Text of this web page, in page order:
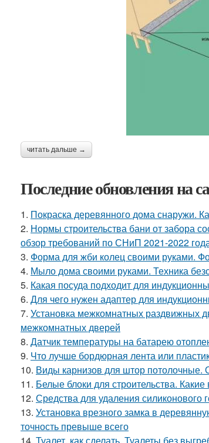
читать дальше →
Последние обновления на
1. Покраска деревянного дома снаружи.
2. Нормы строительства бани от забора
обзор требований по СНиП 2021-2022
3. Форма для жби колец своими руками.
4. Мыло дома своими руками. Техника
5. Какая посуда подходит для
6. Для чего нужен адаптер для
7. Установка межкомнатных раздвижных
межкомнатных дверей
8. Датчик температуры на батарею
9. Что лучше бордюрная лента или
10. Виды карнизов для штор потолочные.
11. Белые блоки для строительства.
12. Средства для удаления силиконового
13. Установка врезного замка в
точность превыше всего